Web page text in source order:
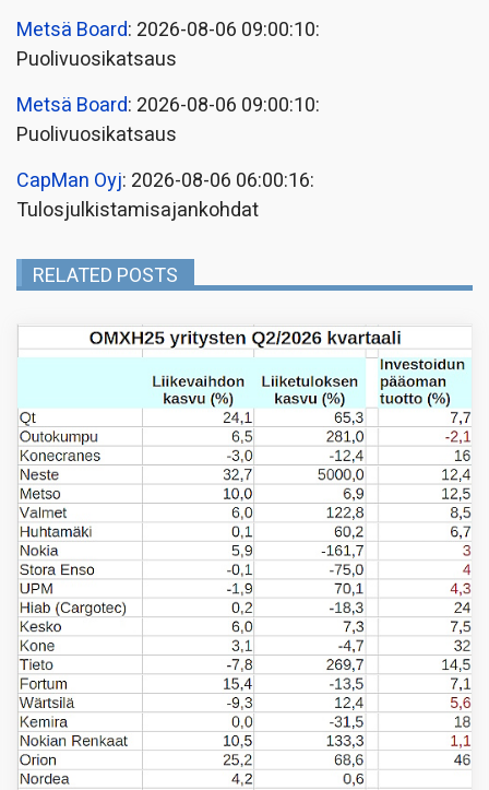
Metsä Board: 2026-08-06 09:00:10:
Puolivuosikatsaus
Metsä Board: 2026-08-06 09:00:10:
Puolivuosikatsaus
CapMan Oyj: 2026-08-06 06:00:16:
Tulosjulkistamisajankohdat
RELATED POSTS